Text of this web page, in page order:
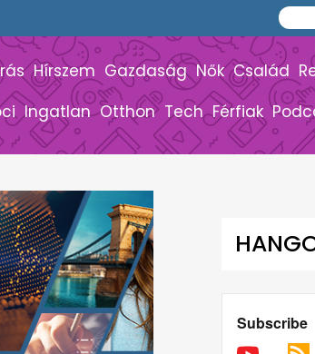
Hírszem Gazdaság Nők Család
Ingatlan Otthon Tech Férfiak